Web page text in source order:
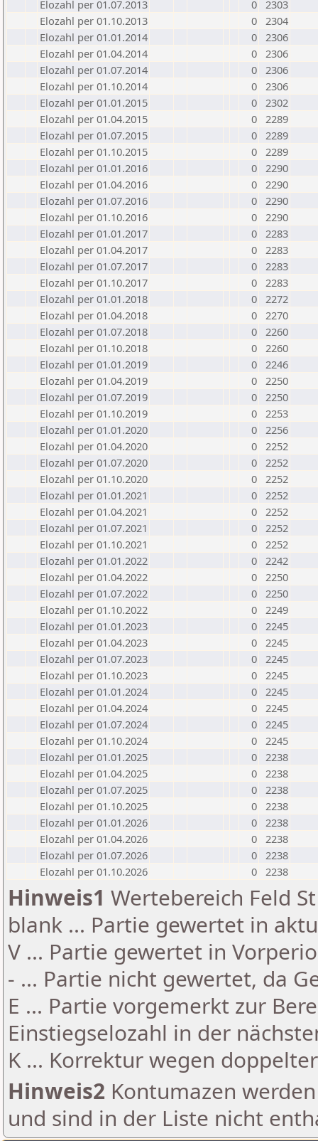
Elozahl per 01.07.2013
0 2303
Elozahl per 01.10.2013
0 2304
Elozahl per 01.01.2014
0 2306
Elozahl per 01.04.2014
0 2306
Elozahl per 01.07.2014
0 2306
Elozahl per 01.10.2014
0 2306
Elozahl per 01.01.2015
0 2302
Elozahl per 01.04.2015
0 2289
Elozahl per 01.07.2015
0 2289
Elozahl per 01.10.2015
0 2289
Elozahl per 01.01.2016
0 2290
Elozahl per 01.04.2016
0 2290
Elozahl per 01.07.2016
0 2290
Elozahl per 01.10.2016
0 2290
Elozahl per 01.01.2017
0 2283
Elozahl per 01.04.2017
0 2283
Elozahl per 01.07.2017
0 2283
Elozahl per 01.10.2017
0 2283
Elozahl per 01.01.2018
0 2272
Elozahl per 01.04.2018
0 2270
Elozahl per 01.07.2018
0 2260
Elozahl per 01.10.2018
0 2260
Elozahl per 01.01.2019
0 2246
Elozahl per 01.04.2019
0 2250
Elozahl per 01.07.2019
0 2250
Elozahl per 01.10.2019
0 2253
Elozahl per 01.01.2020
0 2256
Elozahl per 01.04.2020
0 2252
Elozahl per 01.07.2020
0 2252
Elozahl per 01.10.2020
0 2252
Elozahl per 01.01.2021
0 2252
Elozahl per 01.04.2021
0 2252
Elozahl per 01.07.2021
0 2252
Elozahl per 01.10.2021
0 2252
Elozahl per 01.01.2022
0 2242
Elozahl per 01.04.2022
0 2250
Elozahl per 01.07.2022
0 2250
Elozahl per 01.10.2022
0 2249
Elozahl per 01.01.2023
0 2245
Elozahl per 01.04.2023
0 2245
Elozahl per 01.07.2023
0 2245
Elozahl per 01.10.2023
0 2245
Elozahl per 01.01.2024
0 2245
Elozahl per 01.04.2024
0 2245
Elozahl per 01.07.2024
0 2245
Elozahl per 01.10.2024
0 2245
Elozahl per 01.01.2025
0 2238
Elozahl per 01.04.2025
0 2238
Elozahl per 01.07.2025
0 2238
Elozahl per 01.10.2025
0 2238
Elozahl per 01.01.2026
0 2238
Elozahl per 01.04.2026
0 2238
Elozahl per 01.07.2026
0 2238
Elozahl per 01.10.2026
0 2238
Hinweis1 Wertebereich Feld
blank ... Partie gewertet in
V ... Partie gewertet in
- ... Partie nicht gewertet, da
E ... Partie vorgemerkt zur
Einstiegselozahl in der
K ... Korrektur wegen
Hinweis2 Kontumazen
und sind in der Liste nicht